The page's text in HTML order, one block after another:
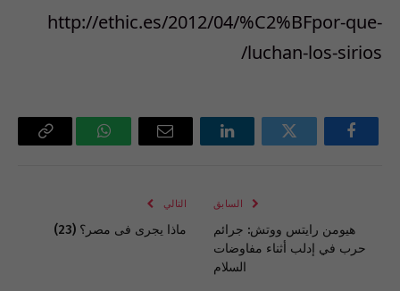
http://ethic.es/2012/04/%C2%BFpor-que-
luchan-los-sirios/
فيسبوك تويتر لينكدإن
البريد
واتساب Copy
السابق
هيومن رايتس ووتش: جرائم
حرب في إدلب أثناء مفاوضات
السلام
التالي
ماذا يجرى فى مصر؟ (23)